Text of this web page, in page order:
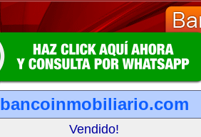
bancoinmobiliario.com
Vendido!